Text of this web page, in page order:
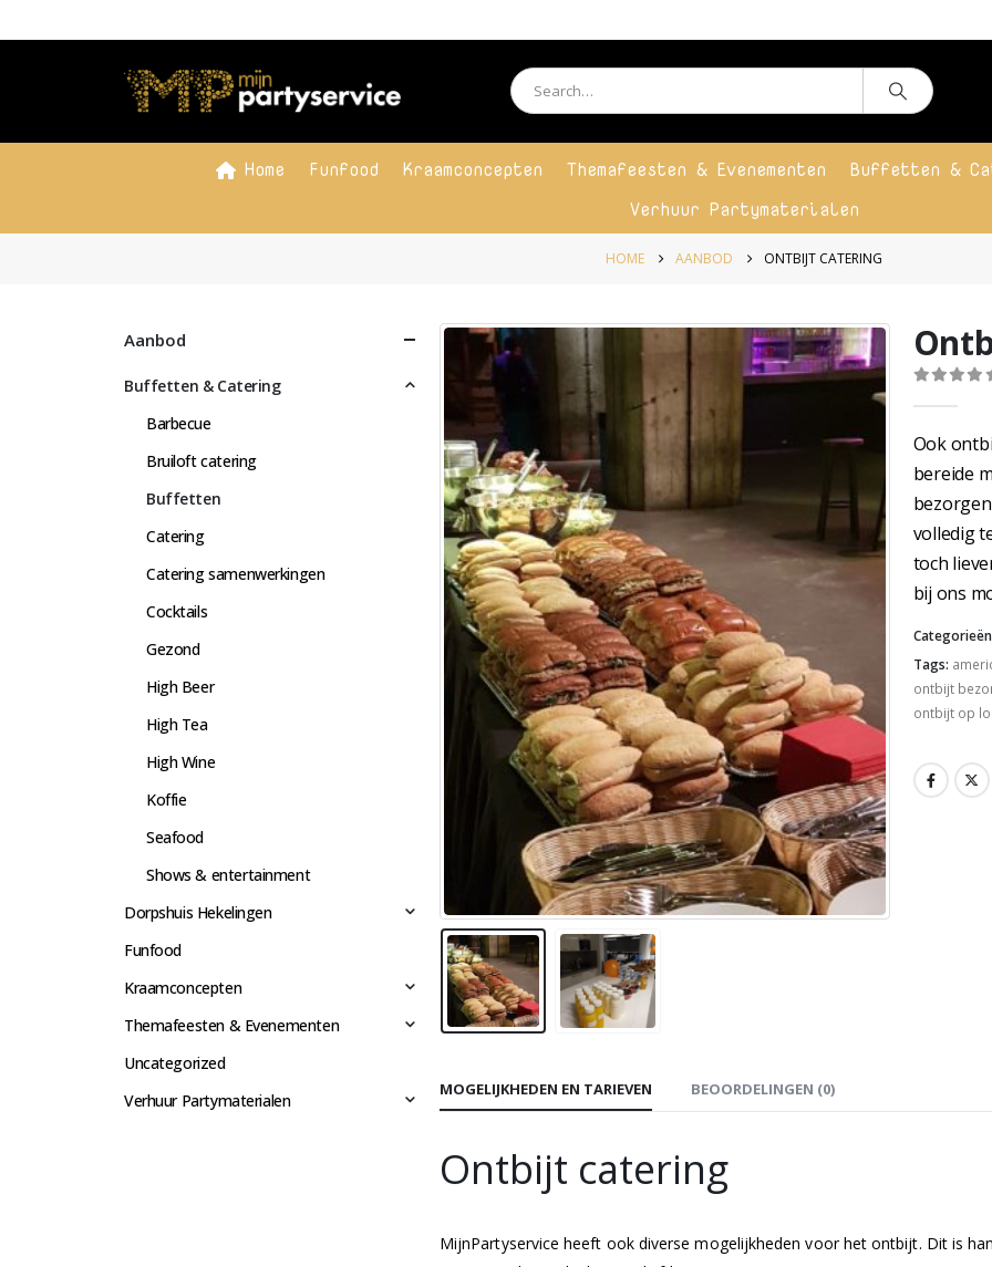
Home Funfood Kraamconcepten Themafeesten & Evenementen
Buffetten &
Verhuur Partymaterialen
HOME AANBOD ONTBIJT CATERING
Ook
bereide
volledig
toch
bij ons
Tags:
ontbijt
ontbijt op
MOGELIJKHEDEN EN TARIEVEN BEOORDELINGEN (0)
Ontbijt catering
MijnPartyservice heeft ook diverse mogelijkheden voor het ontbijt. Dit is
Aanbod
Buffetten & Catering
Barbecue
Bruiloft catering
Buffetten
Catering
Catering samenwerkingen
Cocktails
Gezond
High Beer
High Tea
High Wine
Koffie
Seafood
Shows & entertainment
Dorpshuis Hekelingen
Funfood
Kraamconcepten
Themafeesten & Evenementen
Uncategorized
Verhuur Partymaterialen